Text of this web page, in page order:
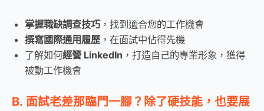
掌握職缺調查技巧，找到適合您的工作機會
撰寫國際通用履歷 ，在面試中佔得先機
了解如何經營 LinkedIn ，打造自己的專業形象，獲得
被動工作機會
B. 面試老差那臨門一腳？除了硬技能，也要展